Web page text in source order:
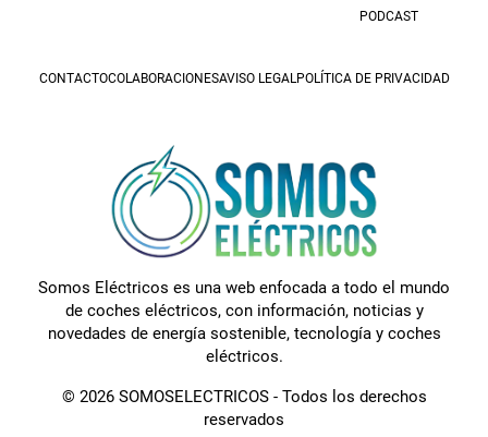
PODCAST
CONTACTOCOLABORACIONESAVISO LEGALPOLÍTICA DE PRIVACIDAD
Somos Eléctricos es una web enfocada a todo el mundo
de coches eléctricos, con información, noticias y
novedades de energía sostenible, tecnología y coches
eléctricos.
© 2026 SOMOSELECTRICOS - Todos los derechos
reservados